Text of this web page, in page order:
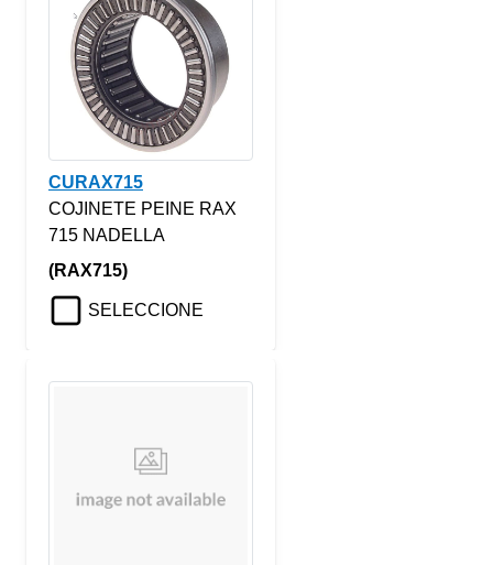
CURAX715
COJINETE PEINE RAX
715 NADELLA
(RAX715)
SELECCIONE